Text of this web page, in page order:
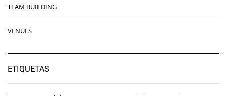
TEAM BUILDING
VENUES
ETIQUETAS